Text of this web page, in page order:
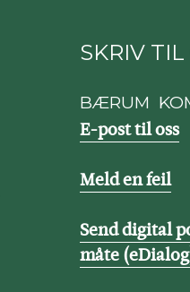
SKRIV TIL
BÆRUM
E-post til oss
Meld en feil
Send digital
måte